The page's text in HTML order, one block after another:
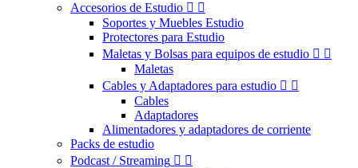
Accesorios de Estudio  
Soportes y Muebles Estudio
Protectores para Estudio
Maletas y Bolsas para equipos de estudio  
Maletas
Cables y Adaptadores para estudio  
Cables
Adaptadores
Alimentadores y adaptadores de corriente
Packs de estudio
Podcast / Streaming  